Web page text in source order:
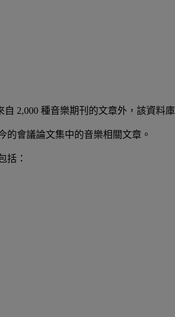
2,000 種音樂期刊的文章外，該資料
的會議論文集中的音樂相關文章。
括：